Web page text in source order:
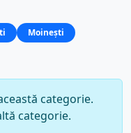
Moinești
categorie.
categorie.